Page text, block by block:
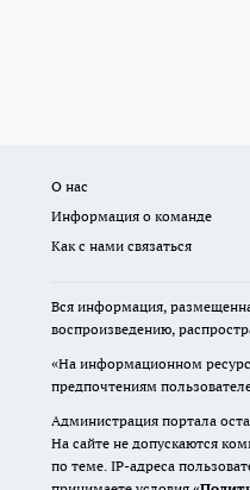
О нас
Информация о команде
Как с нами связаться
Вся информация,
воспроизведению,
«На информационном
предпочтениям
Администрация портала
На сайте не допускаются
по теме. IP-адреса